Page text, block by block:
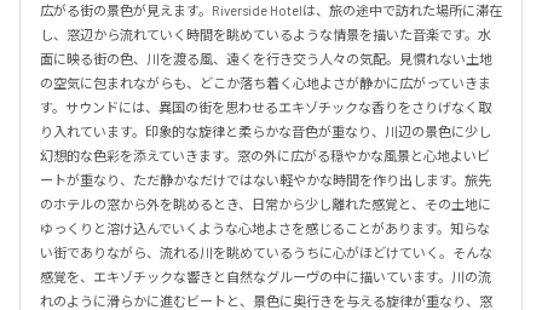
広がる街の景色が見えます。Riverside Hotelは、旅の途中で訪れた場所に滞在
し、窓辺から流れていく時間を眺めているような情景を描いた音楽です。水
面に映る街の色、川を渡る風、遠くを行き交う人々の気配。見慣れない土地
の空気に包まれながらも、どこか落ち着く心地よさが静かに広がっていきま
す。サウンドには、異国の街を思わせるエキゾチックな香りをさりげなく取
り入れています。印象的な旋律と柔らかな音色が重なり、川辺の景色に少し
幻想的な色彩を添えていきます。窓の外に広がる穏やかな風景と心地よいビ
ートが重なり、ただ静かなだけではない軽やかな時間を作り出します。旅先
のホテルの窓から外を眺めるとき、日常から少し離れた感覚と、その土地に
ゆっくりと溶け込んでいくような心地よさを感じることがあります。知らな
い街でありながら、流れる川を眺めているうちに心がほどけていく。そんな
感覚を、エキゾチックな響きと自然なグルーヴの中に描いています。川の流
れのように滑らかに進むビートと、景色に奥行きを与える旋律が重なり、窓